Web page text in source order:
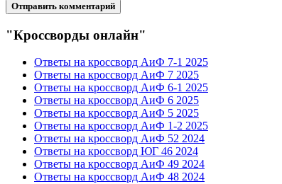
"Кроссворды онлайн"
Ответы на кроссворд АиФ 7-1 2025
Ответы на кроссворд АиФ 7 2025
Ответы на кроссворд АиФ 6-1 2025
Ответы на кроссворд АиФ 6 2025
Ответы на кроссворд АиФ 5 2025
Ответы на кроссворд АиФ 1-2 2025
Ответы на кроссворд АиФ 52 2024
Ответы на кроссворд ЮГ 46 2024
Ответы на кроссворд АиФ 49 2024
Ответы на кроссворд АиФ 48 2024